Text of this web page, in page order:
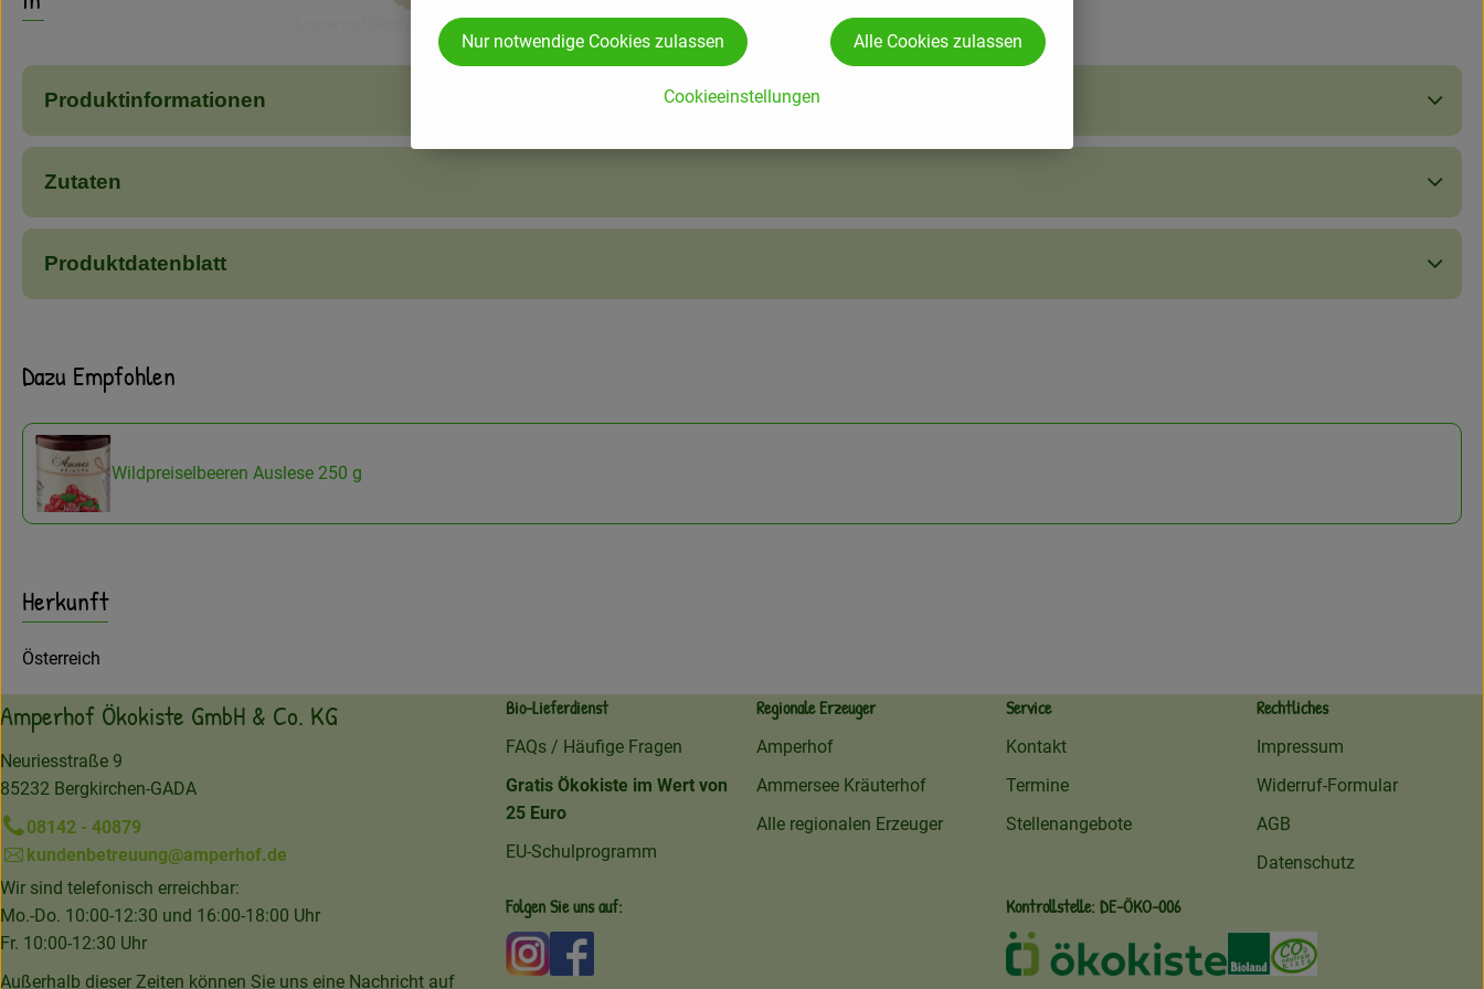
Produktinformationen
Zutaten
Produktdatenblatt
Dazu Empfohlen
Wildpreiselbeeren Auslese 250 g
Herkunft
Österreich
Amperhof Ökokiste GmbH & Co. KG
Neuriesstraße 9
85232 Bergkirchen-GADA
08142 - 40879
kundenbetreuung@amperhof.de
Wir sind telefonisch erreichbar:
Mo.-Do. 10:00-12:30 und 16:00-18:00 Uhr
Fr. 10:00-12:30 Uhr
Außerhalb dieser Zeiten können Sie uns eine Nachricht auf
Bio-Lieferdienst
FAQs / Häufige Fragen
Gratis Ökokiste im Wert von
25 Euro
EU-Schulprogramm
Regionale Erzeuger
Amperhof
Ammersee Kräuterhof
Alle regionalen Erzeuger
Service
Kontakt
Termine
Stellenangebote
Rechtliches
Impressum
Widerruf-Formular
AGB
Datenschutz
Folgen Sie uns auf:
Externer Link zu https://www.instagram.com/amperhofoekokiste
Kontrollstelle: DE-ÖKO-006
Externer Link zu /ueber-uns/
Externer Link zu /
Externer Link zu /
Cookieeinstellungen
Nur notwendige Cookies zulassen Alle Cookies zulassen